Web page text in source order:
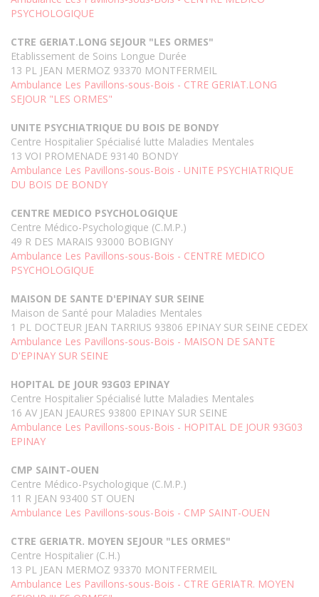
PSYCHOLOGIQUE
CTRE GERIAT.LONG SEJOUR "LES ORMES"
Etablissement de Soins Longue Durée
13 PL JEAN MERMOZ 93370 MONTFERMEIL
Ambulance Les Pavillons-sous-Bois - CTRE GERIAT.LONG
SEJOUR "LES ORMES"
UNITE PSYCHIATRIQUE DU BOIS DE BONDY
Centre Hospitalier Spécialisé lutte Maladies Mentales
13 VOI PROMENADE 93140 BONDY
Ambulance Les Pavillons-sous-Bois - UNITE PSYCHIATRIQUE
DU BOIS DE BONDY
CENTRE MEDICO PSYCHOLOGIQUE
Centre Médico-Psychologique (C.M.P.)
49 R DES MARAIS 93000 BOBIGNY
Ambulance Les Pavillons-sous-Bois - CENTRE MEDICO
PSYCHOLOGIQUE
MAISON DE SANTE D'EPINAY SUR SEINE
Maison de Santé pour Maladies Mentales
1 PL DOCTEUR JEAN TARRIUS 93806 EPINAY SUR SEINE CEDEX
Ambulance Les Pavillons-sous-Bois - MAISON DE SANTE
D'EPINAY SUR SEINE
HOPITAL DE JOUR 93G03 EPINAY
Centre Hospitalier Spécialisé lutte Maladies Mentales
16 AV JEAN JEAURES 93800 EPINAY SUR SEINE
Ambulance Les Pavillons-sous-Bois - HOPITAL DE JOUR 93G03
EPINAY
CMP SAINT-OUEN
Centre Médico-Psychologique (C.M.P.)
11 R JEAN 93400 ST OUEN
Ambulance Les Pavillons-sous-Bois - CMP SAINT-OUEN
CTRE GERIATR. MOYEN SEJOUR "LES ORMES"
Centre Hospitalier (C.H.)
13 PL JEAN MERMOZ 93370 MONTFERMEIL
Ambulance Les Pavillons-sous-Bois - CTRE GERIATR. MOYEN